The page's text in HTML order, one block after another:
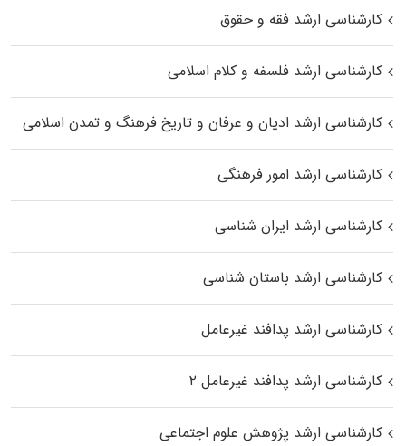
کارشناسی ارشد فقه و حقوق
کارشناسی ارشد فلسفه و کلام اسلامی
کارشناسی ارشد ادیان و عرفان و تاریخ فرهنگ و تمدن اسلامی
کارشناسی ارشد امور فرهنگی
کارشناسی ارشد ایران شناسی
کارشناسی ارشد باستان شناسی
کارشناسی ارشد پدافند غیرعامل
کارشناسی ارشد پدافند غیرعامل ۲
کارشناسی ارشد پژوهش علوم اجتماعی